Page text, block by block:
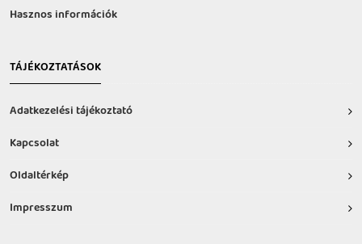
Hasznos információk
TÁJÉKOZTATÁSOK
Adatkezelési tájékoztató
Kapcsolat
Oldaltérkép
Impresszum